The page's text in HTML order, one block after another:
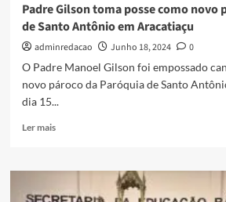
Padre Gilson toma posse como novo
de Santo Antônio em Aracatiaçu
adminredacao Junho 18, 2024
0
O Padre Manoel Gilson foi empossado
novo pároco da Paróquia de Santo
dia 15...
Ler mais